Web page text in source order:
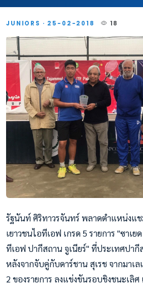
JUNIORS · 25-02-2018 18
รัฐนันท์ ศิริทาวรจันทร์ พลาดตำแหน่งแ
เยาวชนไอทีเอฟ เกรด 5 รายการ "ซาเ
ทีเอฟ ปากีสถาน จูเนียร์" ที่ประเทศปากี
หลังจากจับคู่กับดาร์ชาน สุเรช จากมาเ
2 ของรายการ ลงแข่งขันรอบชิงชนะเลิ